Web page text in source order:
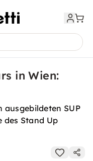
in Wien:
ausgebildeten SUP
Stand Up